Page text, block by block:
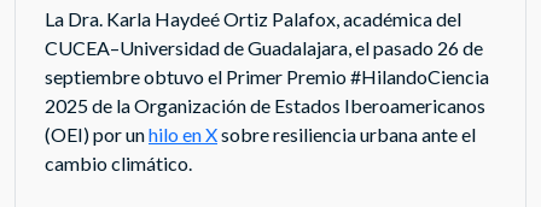
La Dra. Karla Haydeé Ortiz Palafox, académica del
CUCEA–Universidad de Guadalajara, el pasado 26 de
septiembre obtuvo el Primer Premio #HilandoCiencia
2025 de la Organización de Estados Iberoamericanos
(OEI) por unhilo en Xsobre resiliencia urbana ante el
cambio climático.